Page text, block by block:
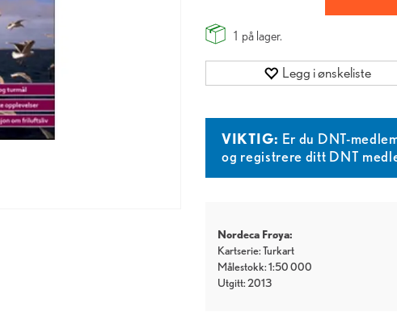
1 på lager.
Legg i ønskeliste
VIKTIG: Er du DNT-
og registrere ditt DNT
Nordeca Frøya:
Kartserie: Turkart
Målestokk: 1:50 000
Utgitt: 2013